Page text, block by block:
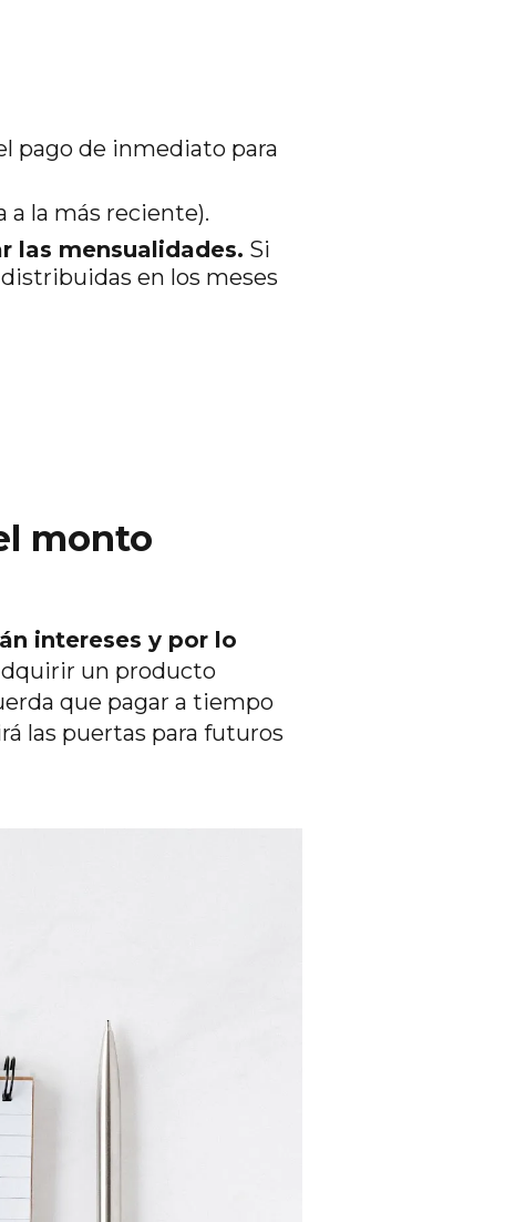
pago de inmediato para
a la más reciente).
las mensualidades. Si
en los meses
monto
intereses y por lo
un producto
que pagar a tiempo
las puertas para futuros